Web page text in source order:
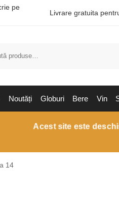
pe
Livrare gratuita
Noutăți Globuri Bere Vin
Acest site este
14